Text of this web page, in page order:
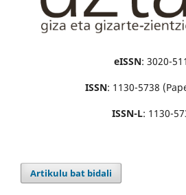
eISSN: 3020-
ISSN: 1130-5738
ISSN-L: 1130-
Artikulu bat bidali